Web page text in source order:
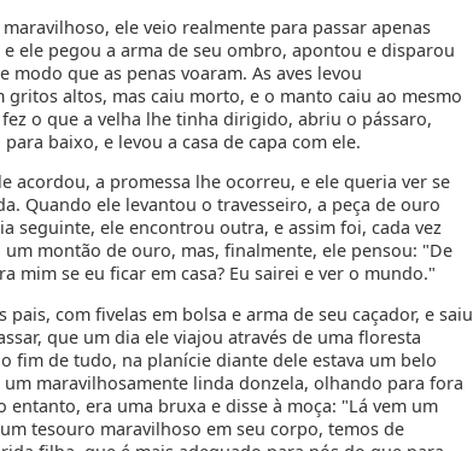
ele veio realmente para passar apenas
ele pegou a arma de seu ombro, apontou e disparou
modo que as penas voaram. As aves levou
gritos altos, mas caiu morto, e o manto caiu ao mesmo
o que a velha lhe tinha dirigido, abriu o pássaro,
baixo, e levou a casa de capa com ele.
acordou, a promessa lhe ocorreu, e ele queria ver se
Quando ele levantou o travesseiro, a peça de ouro
seguinte, ele encontrou outra, e assim foi, cada vez
montão de ouro, mas, finalmente, ele pensou: "De
mim se eu ficar em casa? Eu sairei e ver o mundo."
pais, com fivelas em bolsa e arma de seu caçador, e saiu
que um dia ele viajou através de uma floresta
fim de tudo, na planície diante dele estava um belo
um maravilhosamente linda donzela, olhando para fora
entanto, era uma bruxa e disse à moça: "Lá vem um
tesouro maravilhoso em seu corpo, temos de